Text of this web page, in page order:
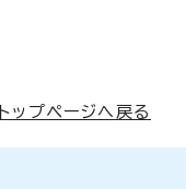
トップページへ戻る